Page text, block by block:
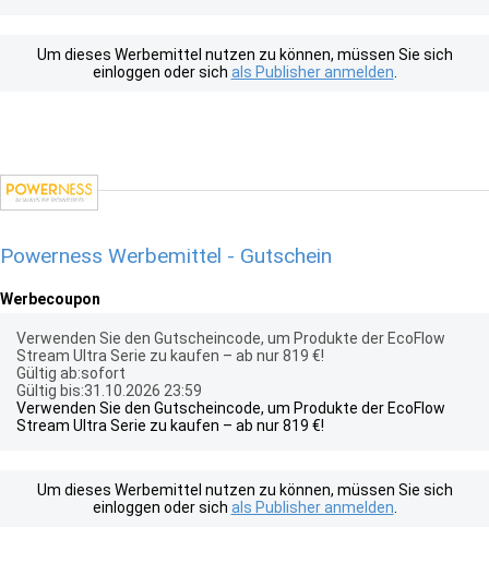
Um dieses Werbemittel nutzen zu können, müssen Sie sich
einloggen oder sich als Publisher anmelden
Powerness Werbemittel - Gutschein
Werbecoupon
Verwenden Sie den Gutscheincode, um Produkte der EcoFlow
Stream Ultra Serie zu kaufen – ab nur 819 €!
Gültig ab:sofort
Gültig bis:31.10.2026 23:59
Verwenden Sie den Gutscheincode, um Produkte der EcoFlow
Stream Ultra Serie zu kaufen – ab nur 819 €!
Um dieses Werbemittel nutzen zu können, müssen Sie sich
einloggen oder sich als Publisher anmelden